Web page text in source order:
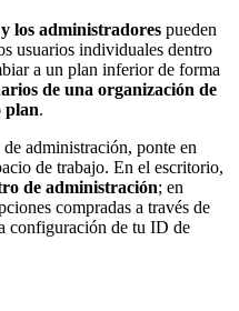
los administradores pueden
usuarios individuales dentro
a un plan inferior de forma
de una organización de
plan.
administración, ponte en
de trabajo. En el escritorio,
de administración; en
compradas a través de
configuración de tu ID de